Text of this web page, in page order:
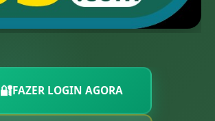
🔐FAZER LOGIN AGORA